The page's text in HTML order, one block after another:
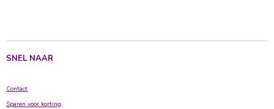
SNEL NAAR
Contact
Sparen voor korting